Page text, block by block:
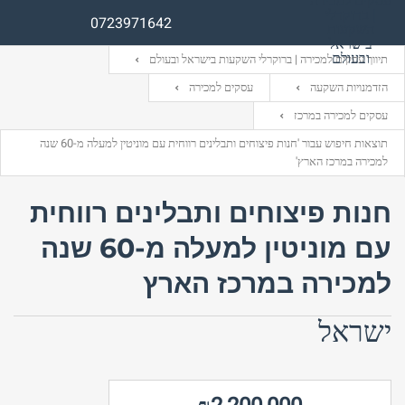
0723971642
שם משתמש (אנגלית)
התחבר באמצעות:
שם משתמש (אנגלית)
תיווך עסקים למכירה | ברוקרלי השקעות בישראל ובעולם
הזדמנויות השקעה
עסקים למכירה
עסקים למכירה במרכז
תוצאות חיפוש עבור 'חנות פיצוחים ותבלינים רווחית עם מוניטין למעלה מ-60 שנה
למכירה במרכז הארץ'
חנות פיצוחים ותבלינים רווחית
עם מוניטין למעלה מ-60 שנה
למכירה במרכז הארץ
ישראל